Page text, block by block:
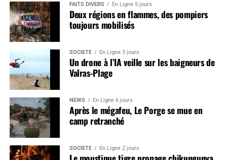
FAITS DIVERS En Ligne 5 jours
Deux régions en flammes, des pompiers
toujours mobilisés
SOCIÉTÉ En Ligne 3 jours
Un drone à l’IA veille sur les baigneurs de
Valras-Plage
NEWS En Ligne 6 jours
Après le mégafeu, Le Porge se mue en
camp retranché
SOCIÉTÉ En Ligne 2 jours